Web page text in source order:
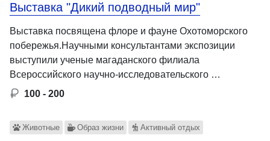
Выставка "Дикий подводный мир"
Выставка посвящена флоре и фауне Охотоморского
побережья.Научными консультантами экспозиции
выступили ученые магаданского филиала
Всероссийского научно-исследовательского …
100 - 200
Животные Образ жизни Активный отдых